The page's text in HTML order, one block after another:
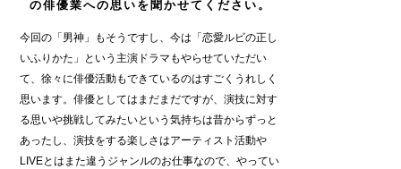
の俳優業への思いを聞かせてください。
今回の「男神」もそうですし、今は「恋愛ルビの正し
いふりかた」という主演ドラマもやらせていただい
て、徐々に俳優活動もできているのはすごくうれしく
思います。俳優としてはまだまだですが、演技に対す
る思いや挑戦してみたいという気持ちは昔からずっと
あったし、演技をする楽しさはアーティスト活動や
LIVEとはまた違うジャンルのお仕事なので、やってい